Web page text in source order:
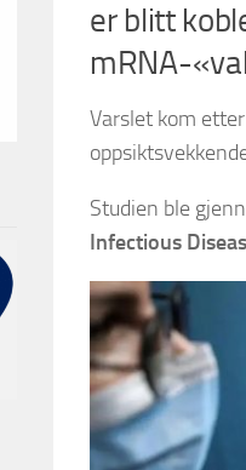
er blitt
mRNA-
Varslet kom
Studien ble
Infectious